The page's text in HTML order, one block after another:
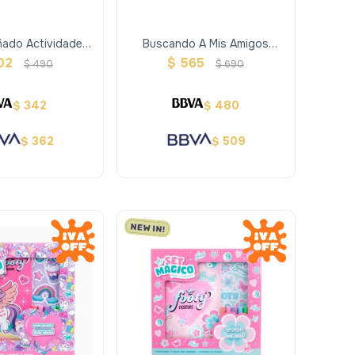
Actividades
Acolchonadas
$490
$ 342
$ 362
Buscando A Mis Amigos
Animales Del Mundo
$ 565 $690
$ 480
$ 509